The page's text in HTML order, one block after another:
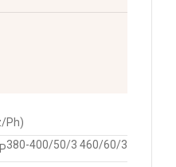
Ph)
380-400/50/3 460/60/3